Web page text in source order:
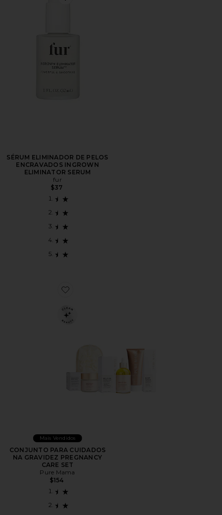
Favorite SÉRUM ELIMINADOR DE PELOS
SÉRUM ELIMINADOR DE PELOS
ENCRAVADOS INGROWN
ELIMINATOR SERUM
fur
$37
Favorite CONJUNTO PARA CUIDADOS NA
Mais Vendidos
CONJUNTO PARA CUIDADOS
NA GRAVIDEZ PREGNANCY
CARE SET
Pure Mama
$154